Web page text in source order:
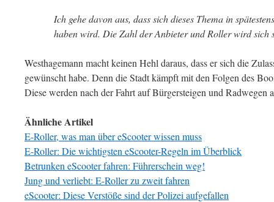
Ich gehe davon aus, dass sich dieses Thema in
haben wird. Die Zahl der Anbieter und Roller wird sich
Westhagemann macht keinen Hehl daraus, dass er sich die
gewünscht habe. Denn die Stadt kämpft mit den Folgen des
Diese werden nach der Fahrt auf Bürgersteigen und Radwegen
Ähnliche Artikel
E-Roller, was man über eScooter wissen muss
E-Roller: Die wichtigsten eScooter-Regeln im Überblick
Betrunken eScooter fahren: Führerschein weg!
Jung und verliebt: E-Roller zu zweit fahren
eScooter: Diese Verstöße sind der Polizei aufgefallen